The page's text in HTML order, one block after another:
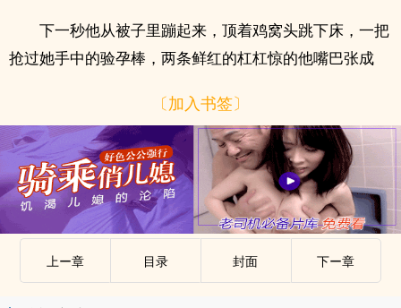
下一秒他从被子里蹦起来，顶着鸡窝头跳下床，一把
抢过她手中的验孕棒，两条鲜红的杠杠惊的他嘴巴张成
〔加入书签〕
上ー章 目录 封面 下ー章